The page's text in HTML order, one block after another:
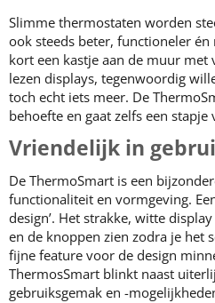
Slimme thermostaten worden
ook steeds beter, functioneler
kort een kastje aan de muur met
lezen displays, tegenwoordig
toch echt iets meer. De
behoefte en gaat zelfs een stapje
Vriendelijk in
De ThermoSmart is een
functionaliteit en vormgeving.
design’. Het strakke, witte
en de knoppen zien zodra je het
fijne feature voor de design
ThermosSmart blinkt naast
gebruiksgemak en -